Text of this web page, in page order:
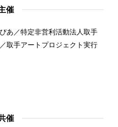
催
あ／特定非営利活動法人取手
取手アートプロジェクト実行
催